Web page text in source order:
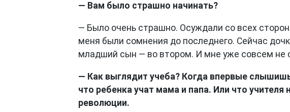
— Вам было страшно начинать?
— Было очень страшно. Осуждали со всех
меня были сомнения до последнего. Сейчас
младший сын — во втором. И мне уже совсем не
— Как выглядит учеба? Когда впервые
что ребенка учат мама и папа. Или что учителя
революции.